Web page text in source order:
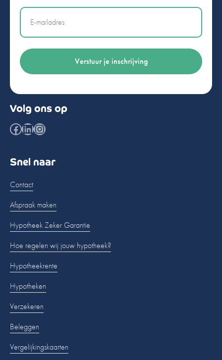
Email
Volg ons op
Facebook
LinkedIn
Instagram
Snel naar
Contact
Afspraak maken
Hypotheek Zeker Garantie
Hoe regelen wij jouw hypotheek?
Hypotheekrente
Hypotheken
Verzekeren
Beleggen
Vergelijkingskaarten